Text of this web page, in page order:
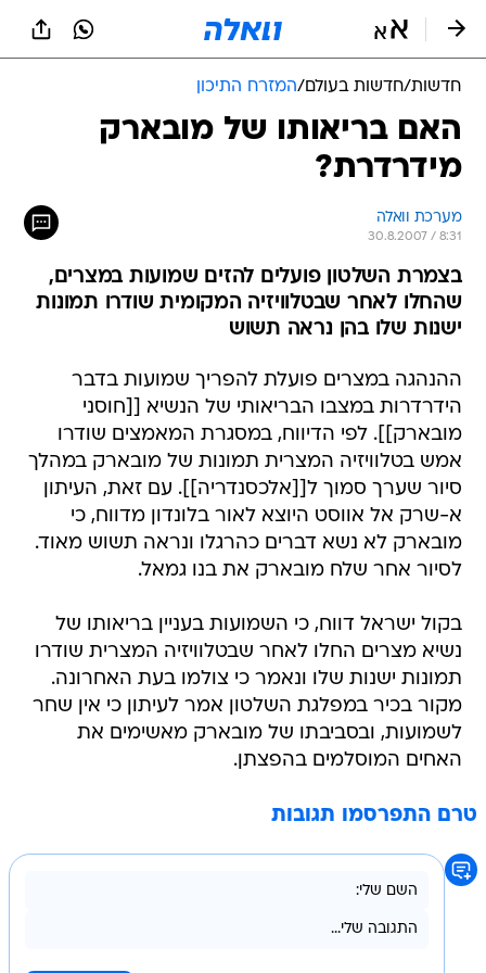
חדשות/חדשות בעולם/המזרח התיכון
האם בריאותו של מובארק
מידרדרת?
מערכת וואלה
30.8.2007 / 8:31
בצמרת השלטון פועלים להזים שמועות במצרים,
שהחלו לאחר שבטלוויזיה המקומית שודרו תמונות
ישנות שלו בהן נראה תשוש
ההנהגה במצרים פועלת להפריך שמועות בדבר
הידרדרות במצבו הבריאותי של הנשיא [[חוסני
מובארק]]. לפי הדיווח, במסגרת המאמצים שודרו
אמש בטלוויזיה המצרית תמונות של מובארק במהלך
סיור שערך סמוך ל[[אלכסנדריה]]. עם זאת, העיתון
א-שרק אל אווסט היוצא לאור בלונדון מדווח, כי
מובארק לא נשא דברים כהרגלו ונראה תשוש מאוד.
לסיור אחר שלח מובארק את בנו גמאל.
בקול ישראל דווח, כי השמועות בעניין בריאותו של
נשיא מצרים החלו לאחר שבטלוויזיה המצרית שודרו
תמונות ישנות שלו ונאמר כי צולמו בעת האחרונה.
מקור בכיר במפלגת השלטון אמר לעיתון כי אין שחר
לשמועות, ובסביבתו של מובארק מאשימים את
האחים המוסלמים בהפצתן.
טרם התפרסמו תגובות